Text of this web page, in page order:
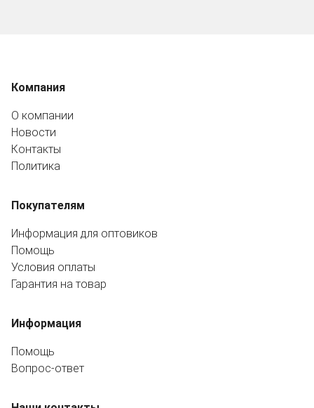
Компания
О компании
Новости
Контакты
Политика
Покупателям
Информация для оптовиков
Помощь
Условия оплаты
Гарантия на товар
Информация
Помощь
Вопрос-ответ